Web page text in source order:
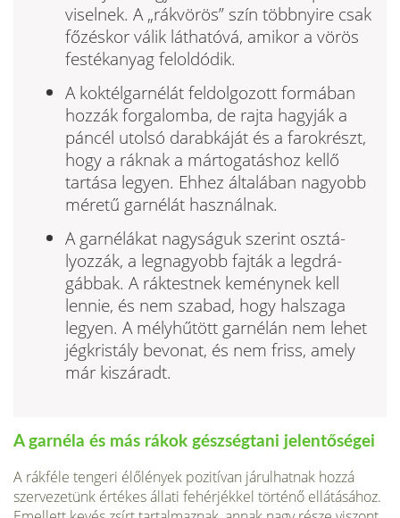
viselnek. A „rákvörös” szín többnyi­re csak
főzéskor válik láthatóvá, amikor a vörös
festékanyag feloldódik.
A koktélgarnélát feldolgozott formában
hozzák forgalomba, de rajta hagyják a
páncél utolsó darabkáját és a farok­részt,
hogy a ráknak a mártogatáshoz kellő
tartása legyen. Ehhez általában nagyobb
méretű garnélát használnak.
A garnélákat nagyságuk szerint osztá­
lyozzák, a legnagyobb fajták a legdrá­
gábbak. A ráktestnek keménynek kell
lennie, és nem szabad, hogy halszaga
legyen. A mélyhűtött garnélán nem le­het
jégkristály bevonat, és nem friss, amely
már kiszáradt.
A garnéla és más rákok gészségtani jelentőségei
A rákféle tengeri élőlények pozitívan járulhatnak hozzá
szervezetünk értékes állati fehérjékkel történő ellátásá­hoz.